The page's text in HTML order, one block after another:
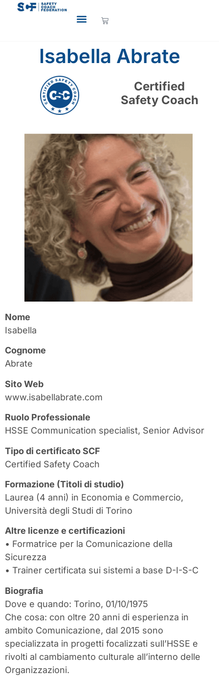
Isabella Abrate
Certified
Safety Coach
Nome
Isabella
Cognome
Abrate
Sito Web
www.isabellabrate.com
Ruolo Professionale
HSSE Communication specialist, Senior Advisor
Tipo di certificato SCF
Certified Safety Coach
Formazione (Titoli di studio)
Laurea (4 anni) in Economia e Commercio,
Università degli Studi di Torino
Altre licenze e certificazioni
• Formatrice per la Comunicazione della
Sicurezza
• Trainer certificata sui sistemi a base D-I-S-C
Biografia
Dove e quando: Torino, 01/10/1975
Che cosa: con oltre 20 anni di esperienza in
ambito Comunicazione, dal 2015 sono
specializzata in progetti focalizzati sull’HSSE e
rivolti al cambiamento culturale all’interno delle
Organizzazioni.